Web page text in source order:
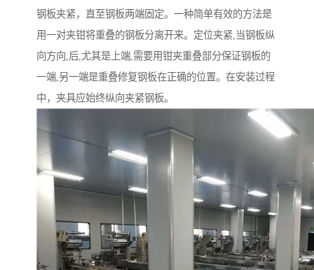
钢板夹紧，直至钢板两端固定。一种简单有效的方法是
用一对夹钳将重叠的钢板分离开来。定位夹紧,当钢板纵
向方向,后,尤其是上端,需要用钳夹重叠部分保证钢板的
一端,另一端是重叠修复钢板在正确的位置。在安装过程
中，夹具应始终纵向夹紧钢板。